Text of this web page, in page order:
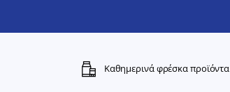
Καθημερινά φρέσκα προϊόντα